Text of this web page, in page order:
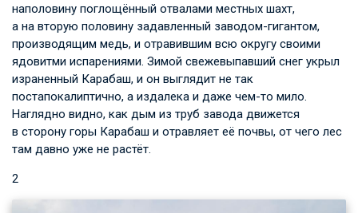
наполовину поглощённый отвалами местных шахт,
а на вторую половину задавленный заводом-гигантом,
производящим медь, и отравившим всю округу своими
ядовитми испарениями. Зимой свежевыпавший снег укрыл
израненный Карабаш, и он выглядит не так
постапокалиптично, а издалека и даже чем-то мило.
Наглядно видно, как дым из труб завода движется
в сторону горы Карабаш и отравляет её почвы, от чего лес
там давно уже не растёт.
2